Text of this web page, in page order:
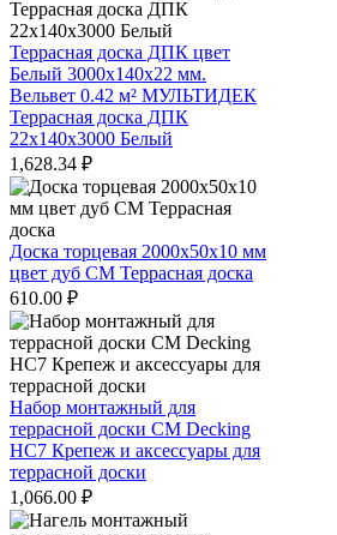
Террасная доска ДПК цвет
Белый 3000x140x22 мм.
Вельвет 0.42 м² МУЛЬТИДЕК
Террасная доска ДПК
22х140х3000 Белый
1,628.34 ₽
Доска торцевая 2000x50x10 мм
цвет дуб CM Террасная доска
610.00 ₽
Набор монтажный для
террасной доски CM Decking
HC7 Крепеж и аксессуары для
террасной доски
1,066.00 ₽